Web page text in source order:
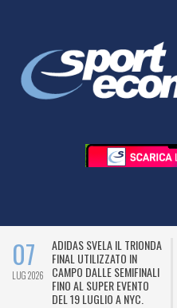
07
LUG 2026
ADIDAS SVELA IL TRIONDA
FINAL UTILIZZATO IN
CAMPO DALLE SEMIFINALI
FINO AL SUPER EVENTO
DEL 19 LUGLIO A NYC.